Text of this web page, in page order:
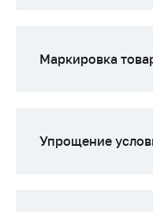
Маркировка
Упрощение